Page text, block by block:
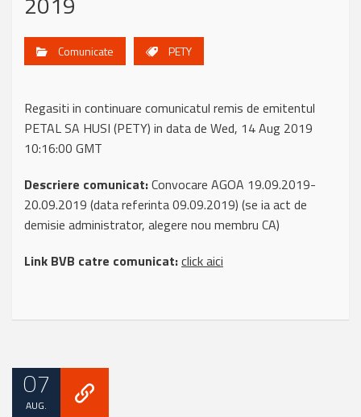
Comunicate PETY
Regasiti in continuare comunicatul remis de emitentul
PETAL SA HUSI (PETY) in data de Wed, 14 Aug 2019
10:16:00 GMT
Descriere comunicat:Convocare AGOA 19.09.2019-
20.09.2019 (data referinta 09.09.2019) (se ia act de
demisie administrator, alegere nou membru CA)
Link BVB catre comunicat:click aici
07
AUG.